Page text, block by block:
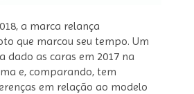
a marca relança
que marcou seu tempo. Um
as caras em 2017 na
e, comparando, tem
em relação ao modelo